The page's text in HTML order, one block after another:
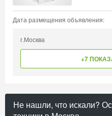
Дата размещения объявления:
г.Москва
+7
Не нашли, что искали?